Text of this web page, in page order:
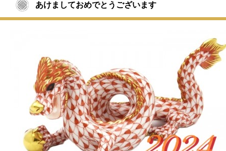
あけましておめでとうございます